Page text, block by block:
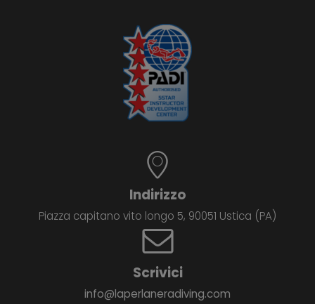
Indirizzo
Piazza capitano vito longo 5, 90051 Ustica (PA)
Scrivici
info@laperlaneradiving.com